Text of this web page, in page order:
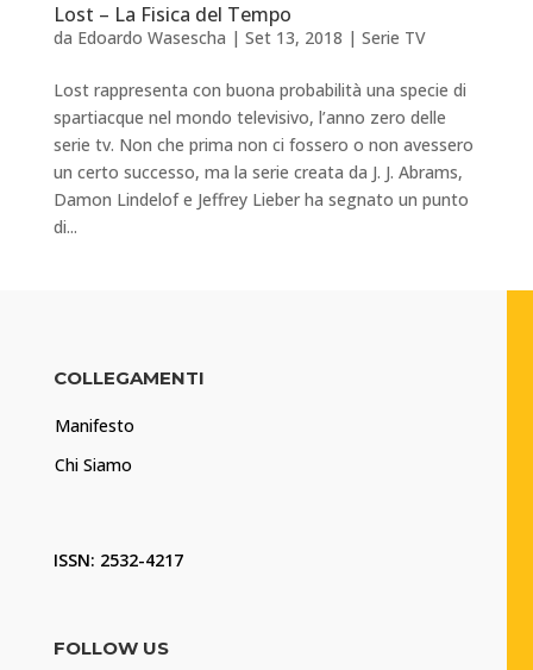
Lost – La Fisica del Tempo
da Edoardo Wasescha | Set 13, 2018 | Serie TV
Lost rappresenta con buona probabilità una specie di
spartiacque nel mondo televisivo, l’anno zero delle
serie tv. Non che prima non ci fossero o non avessero
un certo successo, ma la serie creata da J. J. Abrams,
Damon Lindelof e Jeffrey Lieber ha segnato un punto
di...
COLLEGAMENTI
Manifesto
Chi Siamo
ISSN: 2532-4217
FOLLOW US